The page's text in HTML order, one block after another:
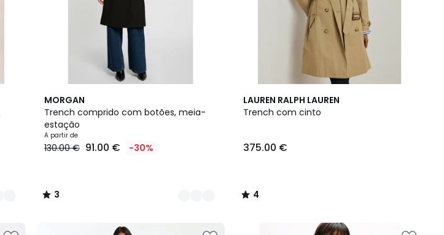
MORGAN
Trench comprido com botões, meia-
estação
A partir de
130.00 € 91.00 € -30%
3
/
5
2
Cores
3
/
LAUREN RALPH LAUREN
Trench com cinto
375.00 €
4
/
4
/